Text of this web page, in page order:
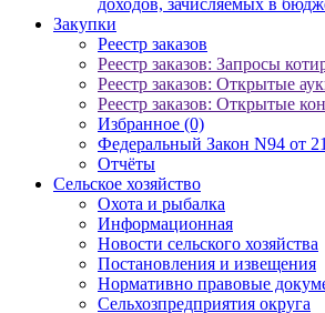
доходов, зачисляемых в
Закупки
Реестр заказов
Реестр заказов: Запросы
Реестр заказов: Открытые
Реестр заказов: Открытые
Избранное (0)
Федеральный Закон N94 от
Отчёты
Сельское хозяйство
Охота и рыбалка
Информационная
Новости сельского хозяйства
Постановления и извещения
Нормативно правовые
Сельхозпредприятия округа